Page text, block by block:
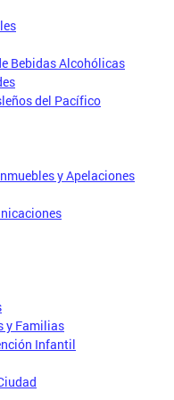
Bebidas Alcohólicas
del Pacífico
y Apelaciones
y Familias
Infantil